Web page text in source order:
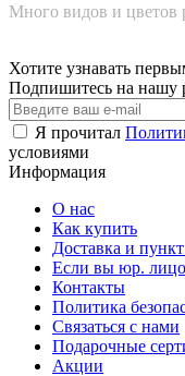
Много видов и цветов
Хотите узнавать
Подпишитесь на нашу
Я прочитал
условиями
Информация
О нас
Как купить
Доставка и
Если вы юр. лицо
Контакты
Политика
Связаться с нами
Подарочные
Акции